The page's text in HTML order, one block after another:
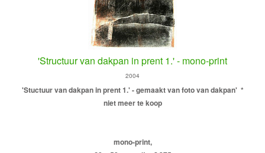
'Structuur van dakpan in prent 1.' - mono-print
2004
'Stuctuur van dakpan in prent 1.' - gemaakt van foto van dakpan' *
niet meer te koop
mono-print,